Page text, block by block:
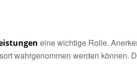
eine wichtige Rolle.
wahrgenommen werden können.